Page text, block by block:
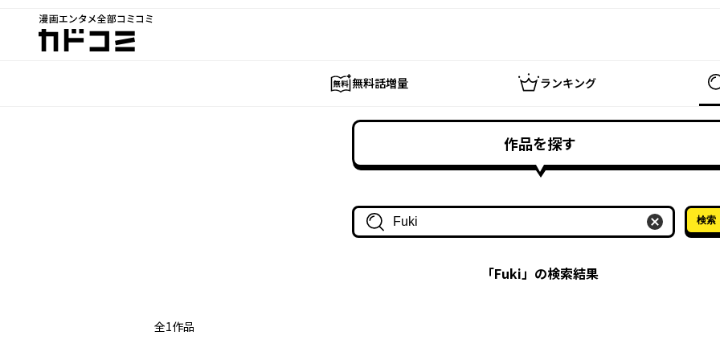
漫画エンタメ全部コミコミ
カドコミ
無料話増量 ランキング
作品を探す
作品名・作家名で探す
検索
「Fuki」の検索結果
全1作品